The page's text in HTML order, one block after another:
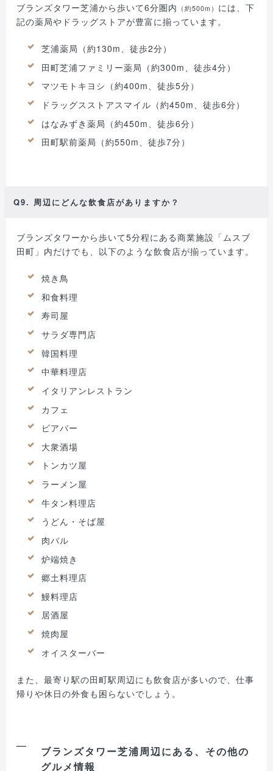
ブランズタワー芝浦から歩いて6分圏内 （約500m） には、下
記の薬局やドラッグストアが豊富に揃っています。
芝浦薬局（約130m、徒歩2分）
田町芝浦ファミリー薬局（約300m、徒歩4分）
マツモトキヨシ（約400m、徒歩5分）
ドラッグスストアスマイル（約450m、徒歩6分）
はなみずき薬局（約450m、徒歩6分）
田町駅前薬局（約550m、徒歩7分）
Q9. 周辺にどんな飲食店がありますか？
ブランズタワーから歩いて5分程にある商業施設「ムスブ
田町」内だけでも、以下のような飲食店が揃っています。
焼き鳥
和食料理
寿司屋
サラダ専門店
韓国料理
中華料理店
イタリアンレストラン
カフェ
ビアバー
大衆酒場
トンカツ屋
ラーメン屋
牛タン料理店
うどん・そば屋
肉バル
炉端焼き
郷土料理店
鰻料理店
居酒屋
焼肉屋
オイスターバー
また、最寄り駅の田町駅周辺にも飲食店が多いので、仕事
帰りや休日の外食も困らないでしょう。
ブランズタワー芝浦周辺にある、その他の
グルメ情報